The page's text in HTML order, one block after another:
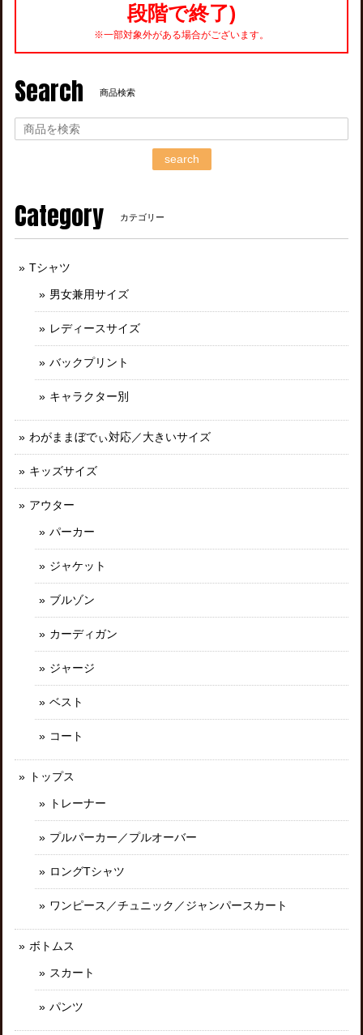
段階で終了)
※一部対象外がある場合がございます。
Search 商品検索
search
Category カテゴリー
Tシャツ
男女兼用サイズ
レディースサイズ
バックプリント
キャラクター別
わがままぼでぃ対応／大きいサイズ
キッズサイズ
アウター
パーカー
ジャケット
ブルゾン
カーディガン
ジャージ
ベスト
コート
トップス
トレーナー
プルパーカー／プルオーバー
ロングTシャツ
ワンピース／チュニック／ジャンパースカート
ボトムス
スカート
パンツ